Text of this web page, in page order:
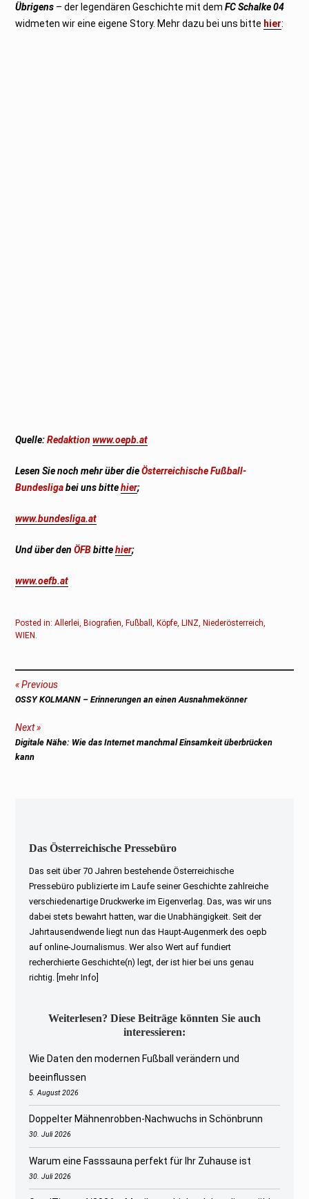
Übrigens – der legendären Geschichte mit demFC Schalke 04
widmeten wir eine eigene Story. Mehr dazu bei uns bitte hier:
Quelle:Redaktionwww.oepb.at
Lesen Sie noch mehr über dieÖsterreichische Fußball-
Bundesligabei uns bittehier;
www.bundesliga.at
Und über denÖFBbittehier;
www.oefb.at
Posted in:Allerlei,Biografien,Fußball,Köpfe,LINZ,Niederösterreich,
WIEN.
Beitragsnavigation
Previous
Previous
OSSY KOLMANN – Erinnerungen an einen Ausnahmekönner
Next
Next
post:
Digitale Nähe: Wie das Internet manchmal Einsamkeit überbrücken
kann
Das Österreichische Pressebüro
Das seit über 70 Jahren bestehende Österreichische
Pressebüro publizierte im Laufe seiner Geschichte zahlreiche
verschiedenartige Druckwerke im Eigenverlag. Das, was wir uns
dabei stets bewahrt hatten, war die Unabhängigkeit. Seit der
Jahrtausendwende liegt nun das Haupt-Augenmerk des oepb
auf online-Journalismus. Wer also Wert auf fundiert
recherchierte Geschichte(n) legt, der ist hier bei uns genau
richtig.
[mehr Info]
Weiterlesen? Diese Beiträge könnten Sie auch
interessieren:
Wie Daten den modernen Fußball verändern und
beeinflussen
5. August 2026
Doppelter Mähnenrobben-Nachwuchs in Schönbrunn
30. Juli 2026
Warum eine Fasssauna perfekt für Ihr Zuhause ist
30. Juli 2026